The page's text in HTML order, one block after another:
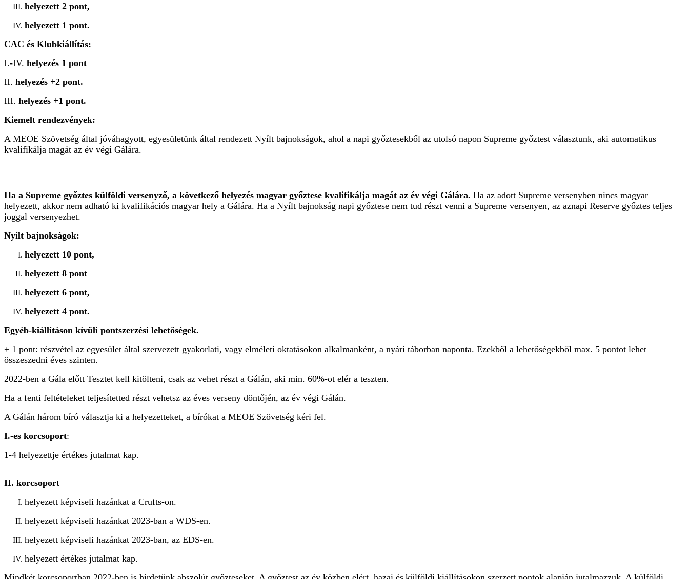
helyezett 2 pont,
helyezett 1 pont.
CAC és Klubkiállítás:
I.-IV. helyezés 1 pont
II. helyezés +2 pont.
III. helyezés +1 pont.
Kiemelt rendezvények:
A MEOE Szövetség által jóváhagyott, egyesületünk által rendezett Nyílt bajnokságok, ahol a napi győztesekből az utolsó napon Supreme győztest választunk, aki automatikus
kvalifikálja magát az év végi Gálára.
Ha a Supreme győztes külföldi versenyző, a következő helyezés magyar győztese kvalifikálja magát az év végi Gálára. Ha az adott Supreme versenyben nincs magyar
helyezett, akkor nem adható ki kvalifikációs magyar hely a Gálára. Ha a Nyílt bajnokság napi győztese nem tud részt venni a Supreme versenyen, az aznapi Reserve győztes teljes
joggal versenyezhet.
Nyílt bajnokságok:
helyezett 10 pont,
helyezett 8 pont
helyezett 6 pont,
helyezett 4 pont.
Egyéb-kiállításon kívüli pontszerzési lehetőségek.
+ 1 pont: részvétel az egyesület által szervezett gyakorlati, vagy elméleti oktatásokon alkalmanként, a nyári táborban naponta. Ezekből a lehetőségekből max. 5 pontot lehet
összeszedni éves szinten.
2022-ben a Gála előtt Tesztet kell kitölteni, csak az vehet részt a Gálán, aki min. 60%-ot elér a teszten.
Ha a fenti feltételeket teljesítetted részt vehetsz az éves verseny döntőjén, az év végi Gálán.
A Gálán három bíró választja ki a helyezetteket, a bírókat a MEOE Szövetség kéri fel.
I.-es korcsoport:
1-4 helyezettje értékes jutalmat kap.
II. korcsoport
helyezett képviseli hazánkat a Crufts-on.
helyezett képviseli hazánkat 2023-ban a WDS-en.
helyezett képviseli hazánkat 2023-ban, az EDS-en.
helyezett értékes jutalmat kap.